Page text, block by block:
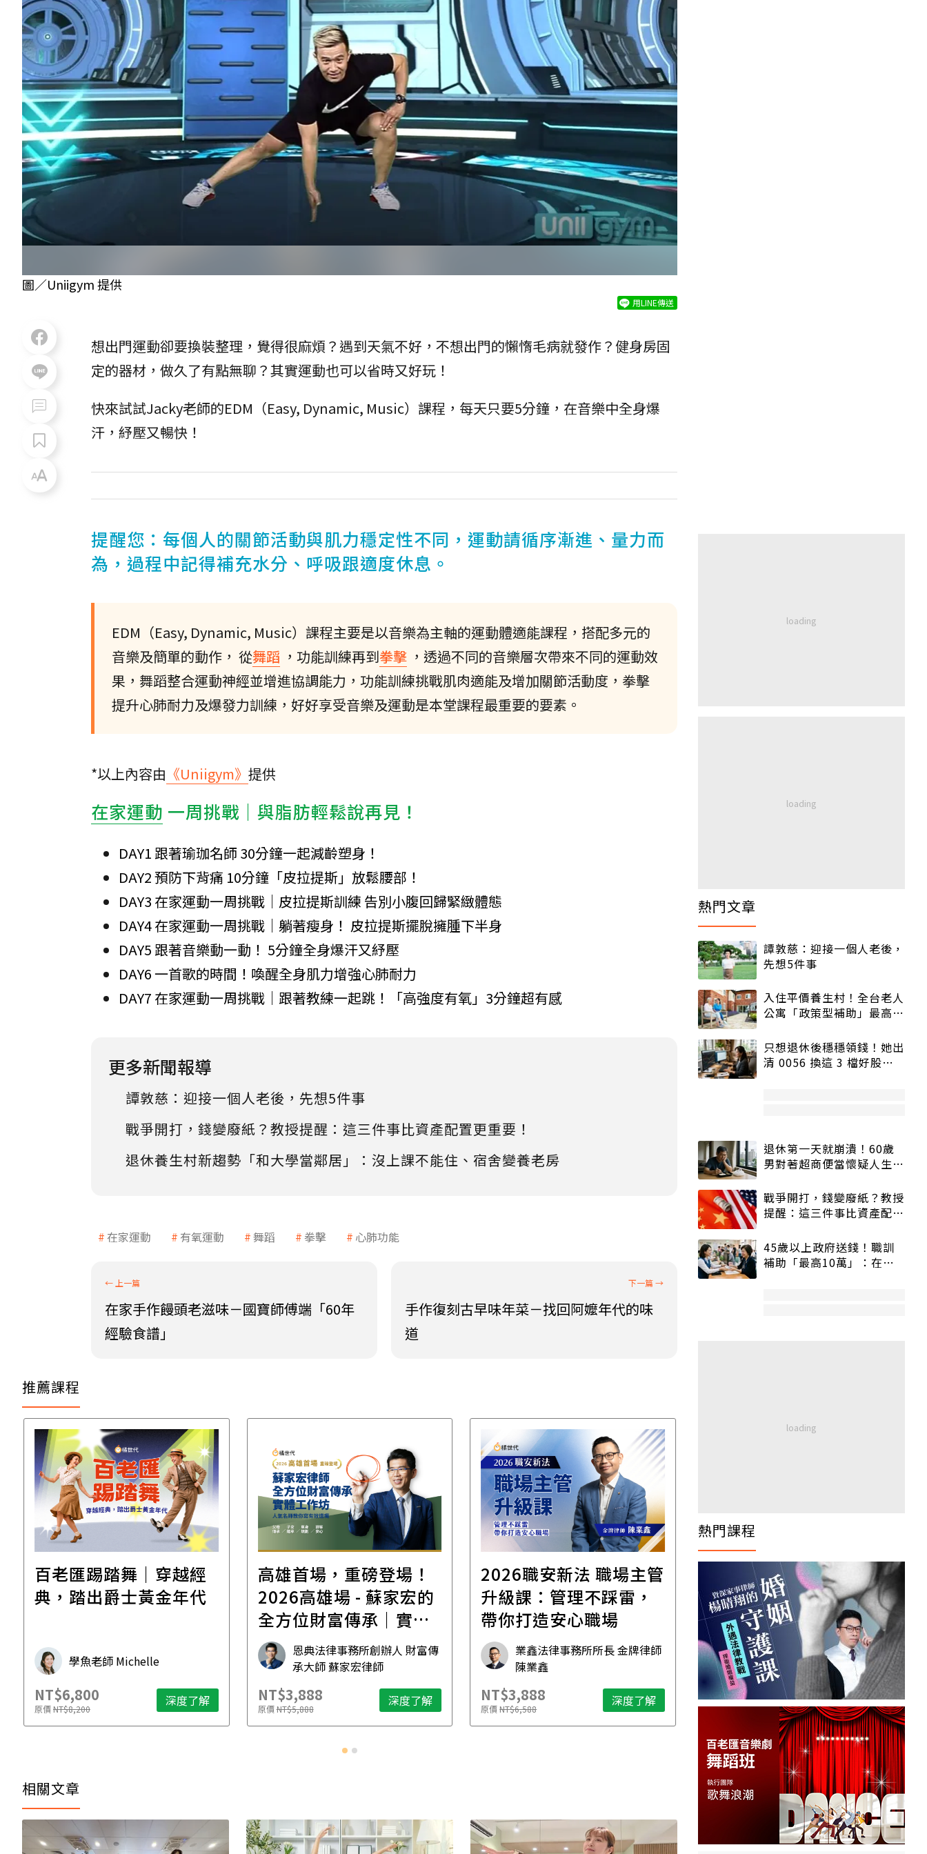
圖／Uniigym 提供
用LINE傳送
想出門運動卻要換裝整理，覺得很麻煩？遇到天氣不好，不想出門的懶惰毛病就發作？健身房固
定的器材，做久了有點無聊？其實運動也可以省時又好玩！
快來試試Jacky老師的EDM（Easy, Dynamic, Music）課程，每天只要5分鐘，在音樂中全身爆
汗，紓壓又暢快！
提醒您：每個人的關節活動與肌力穩定性不同，運動請循序漸進、量力而
為，過程中記得補充水分、呼吸跟適度休息。
EDM（Easy, Dynamic, Music）課程主要是以音樂為主軸的運動體適能課程，搭配多元的
音樂及簡單的動作， 從舞蹈 ，功能訓練再到拳擊 ，透過不同的音樂層次帶來不同的運動效
果，舞蹈整合運動神經並增進協調能力，功能訓練挑戰肌肉適能及增加關節活動度，拳擊
提升心肺耐力及爆發力訓練，好好享受音樂及運動是本堂課程最重要的要素。
*以上內容由 《Uniigym》 提供
在家運動 一周挑戰｜與脂肪輕鬆說再見！
DAY1 跟著瑜珈名師 30分鐘一起減齡塑身！
DAY2 預防下背痛 10分鐘「皮拉提斯」放鬆腰部！
DAY3 在家運動一周挑戰｜皮拉提斯訓練 告別小腹回歸緊緻體態
DAY4 在家運動一周挑戰｜躺著瘦身！ 皮拉提斯擺脫擁腫下半身
DAY5 跟著音樂動一動！ 5分鐘全身爆汗又紓壓
DAY6 一首歌的時間！喚醒全身肌力增強心肺耐力
DAY7 在家運動一周挑戰｜跟著教練一起跳！「高強度有氧」3分鐘超有感
更多新聞報導
譚敦慈：迎接一個人老後，先想5件事
戰爭開打，錢變廢紙？教授提醒：這三件事比資產配置更重要！
退休養生村新趨勢「和大學當鄰居」：沒上課不能住、宿舍變養老房
在家運動 有氧運動 舞蹈 拳擊 心肺功能
在家手作饅頭老滋味－國寶師傅端「60年
經驗食譜」
手作復刻古早味年菜－找回阿嬤年代的味
道
推薦課程
百老匯踢踏舞｜穿越經
典，踏出爵士黃金年代
學魚老師 Michelle
NT$6,800
原價NT$8,200 深度了解
高雄首場，重磅登場！
2026高雄場 - 蘇家宏的
全方位財富傳承｜實體
工作坊恩典法律事務所創辦人 財富傳
承大師 蘇家宏律師
NT$3,888
原價NT$5,888 深度了解
2026職安新法 職場主管
升級課：管理不踩雷，
帶你打造安心職場
業鑫法律事務所所長 金牌律師
陳業鑫
NT$3,888
原價NT$6,588 深度了解
【直播講座】免費報名
｜8/11譚敦慈的一個人
生活必修課：一個人
住，五件事要先想清
楚！資深獨立活執行者 無毒生活教
母 譚敦慈
深度了解
相關文章
熱門文章
譚敦慈：迎接一個人老後，
先想5件事
入住平價養生村！全台老人
公寓「政策型補助」最高打
只想退休後穩穩領錢！她出
清 0056 換這 3 檔好股：
退休第一天就崩潰！60歲
男對著超商便當懷疑人生
戰爭開打，錢變廢紙？教授
提醒：這三件事比資產配置
45歲以上政府送錢！職訓
補助「最高10萬」：在
熱門課程